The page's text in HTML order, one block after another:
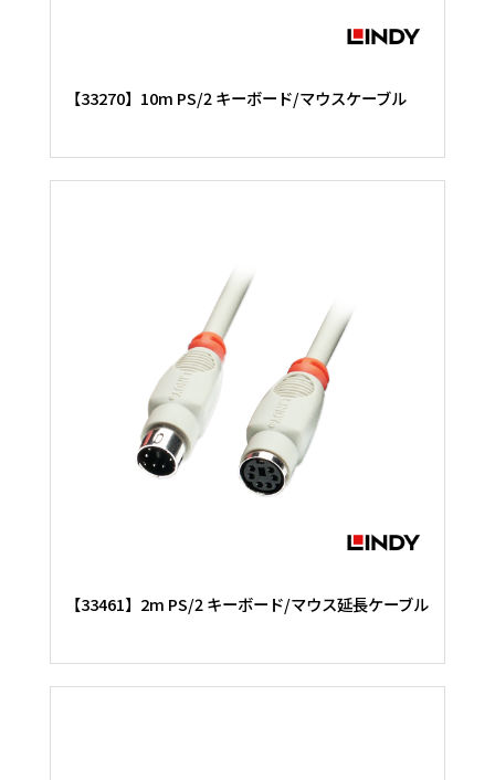
【33270】10m PS/2 キーボード/マウスケーブル
【33461】2m PS/2 キーボード/マウス延長ケーブル